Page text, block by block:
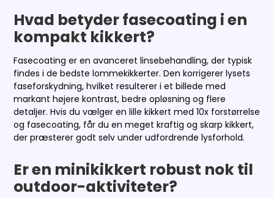
Hvad betyder fasecoating i en
kompakt kikkert?
Fasecoating er en avanceret linsebehandling, der typisk
findes i de bedste lommekikkerter. Den korrigerer lysets
faseforskydning, hvilket resulterer i et billede med
markant højere kontrast, bedre opløsning og flere
detaljer. Hvis du vælger en lille kikkert med 10x forstørrelse
og fasecoating, får du en meget kraftig og skarp kikkert,
der præsterer godt selv under udfordrende lysforhold.
Er en minikikkert robust nok til
outdoor-aktiviteter?